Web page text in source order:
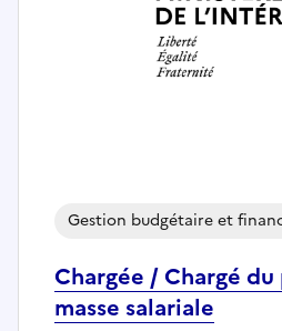
Chargée / Chargé
masse salariale
Gestion budgétaire et